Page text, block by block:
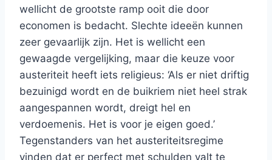
wellicht de grootste ramp ooit die door
economen is bedacht. Slechte ideeën kunnen
zeer gevaarlijk zijn. Het is wellicht een
gewaagde vergelijking, maar die keuze voor
austeriteit heeft iets religieus: ‘Als er niet driftig
bezuinigd wordt en de buikriem niet heel strak
aangespannen wordt, dreigt hel en
verdoemenis. Het is voor je eigen goed.’
Tegenstanders van het austeriteitsregime
vinden dat er perfect met schulden valt te